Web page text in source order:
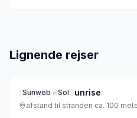
Lignende rejser
Sunweb - Sol
Lejligheder Sunrise
afstand til stranden ca. 100